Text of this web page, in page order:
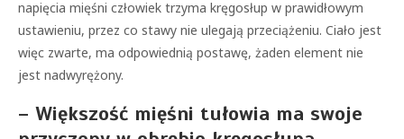
napięcia mięśni człowiek trzyma kręgosłup w prawidłowym
ustawieniu, przez co stawy nie ulegają przeciążeniu. Ciało jest
więc zwarte, ma odpowiednią postawę, żaden element nie
jest nadwyrężony.
– Większość mięśni tułowia ma swoje